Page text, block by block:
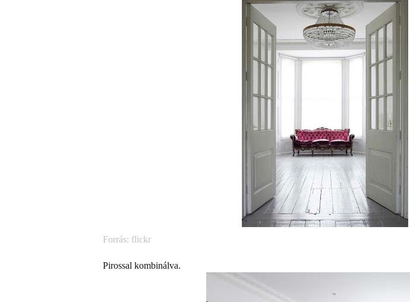
Forrás: flickr
Pirossal kombinálva.